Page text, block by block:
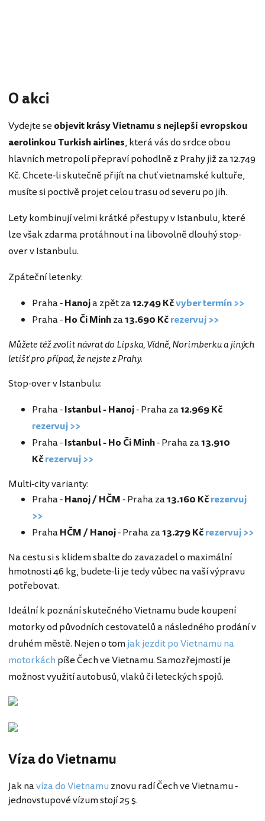
O akci
Vydejte se objevit krásy Vietnamu s nejlepší evropskou
aerolinkou Turkish airlines, která vás do srdce obou
hlavních metropolí přepraví pohodlně z Prahy již za 12.749
Kč. Chcete-li skutečně přijít na chuť vietnamské kultuře,
musíte si poctivě projet celou trasu od severu po jih.
Lety kombinují velmi krátké přestupy v Istanbulu, které
lze však zdarma protáhnout i na libovolně dlouhý stop-
over v Istanbulu.
Zpáteční letenky:
Praha -Hanoja zpět za12.749 Kčvyber termín >>
Praha -Ho Či Minhza13.690 Kčrezervuj >>
Můžete též zvolit návrat do Lipska, Vídně, Norimberku a jiných
letišť pro případ, že nejste z Prahy.
Stop-over v Istanbulu:
Praha -Istanbul - Hanoj- Praha za12.969 Kč
rezervuj >>
Praha -Istanbul - Ho Či Minh- Praha za13.910
Kčrezervuj >>
Multi-city varianty:
Praha -Hanoj / HČM- Praha za13.160 Kčrezervuj
>>
PrahaHČM / Hanoj- Praha za13.279 Kčrezervuj >>
Na cestu si s klidem sbalte do zavazadel o maximální
hmotnosti 46 kg, budete-li je tedy vůbec na vaší výpravu
potřebovat.
Ideální k poznání skutečného Vietnamu bude koupení
motorky od původních cestovatelů a následného prodání v
druhém městě. Nejen o tomjak jezdit po Vietnamu na
motorkách píše Čech ve Vietnamu. Samozřejmostí je
možnost využití autobusů, vlaků či leteckých spojů.
Víza do Vietnamu
Jak navíza do Vietnamu znovu radí Čech ve Vietnamu -
jednovstupové vízum stojí 25 $.